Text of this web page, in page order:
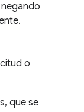
o
que se